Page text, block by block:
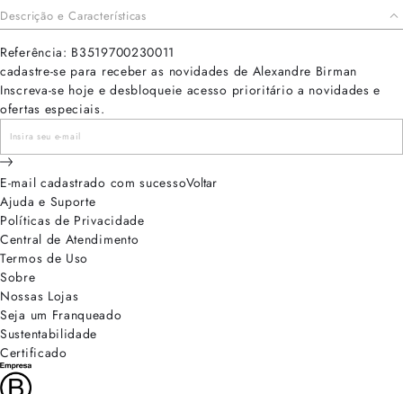
Descrição e Características
Referência: B3519700230011
cadastre-se para receber as novidades de Alexandre Birman
Inscreva-se hoje e desbloqueie acesso prioritário a novidades e
ofertas especiais.
E-mail cadastrado com sucessoVoltar
Ajuda e Suporte
Políticas de Privacidade
Central de Atendimento
Termos de Uso
Sobre
Nossas Lojas
Seja um Franqueado
Sustentabilidade
Certificado